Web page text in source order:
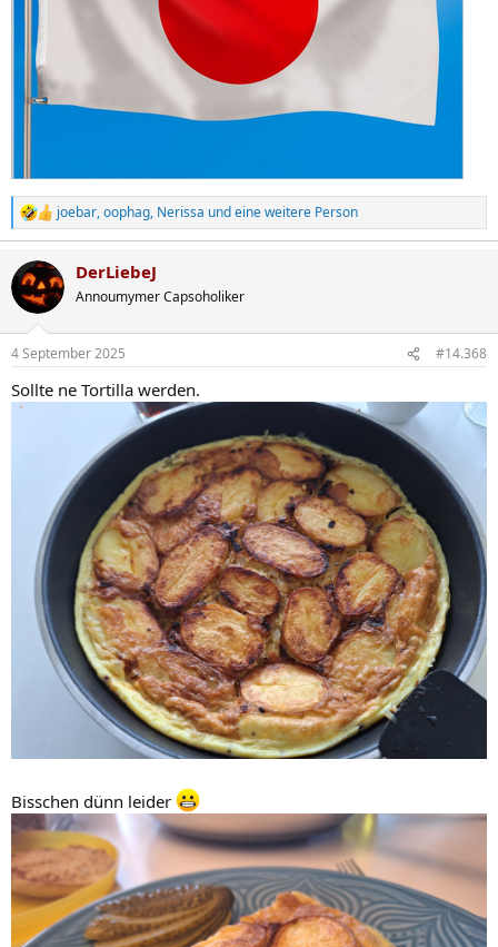
R
e
k
t
i
e
:
joebar,oophag, Nerissa und eine weitere Person
DerLiebeJ
Annoumymer Capsoholiker
4 September 2025 #14.368
Sollte ne Tortilla werden.
Bisschen dünn leider